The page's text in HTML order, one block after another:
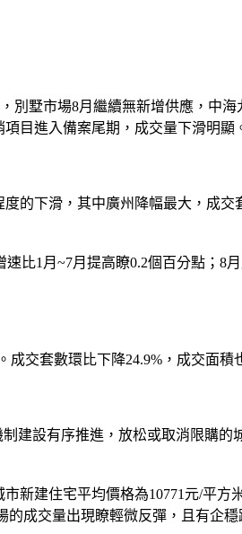
墅市場8月繼續無新增供應，中
目進入備案尾期，成交量下滑明顯
下滑，其中廣州降幅最大，成交
1月~7月提高瞭0.2個百分點；8
套數環比下降24.9%，成交面積
設有序推進，放松或取消限購的
建住宅平均價格為10771元/平方
成交量出現瞭輕微反彈，且有企